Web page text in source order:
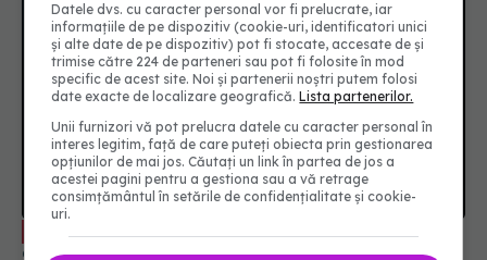
EXCLUSIV Pericolul tăcut care afectează milioane
de oameni. De ce medicina nu poate vindeca
singurătatea
Datele dvs. cu caracter personal vor fi prelucrate, iar
informațiile de pe dispozitiv (cookie-uri, identificatori unici
și alte date de pe dispozitiv) pot fi stocate, accesate de și
trimise către 224 de parteneri sau pot fi folosite în mod
specific de acest site. Noi și partenerii noștri putem folosi
date exacte de localizare geografică.Lista partenerilor.
Unii furnizori vă pot prelucra datele cu caracter personal în
interes legitim, față de care puteți obiecta prin gestionarea
opțiunilor de mai jos. Căutați un link în partea de jos a
acestei pagini pentru a gestiona sau a vă retrage
consimțământul în setările de confidențialitate și cookie-
uri.